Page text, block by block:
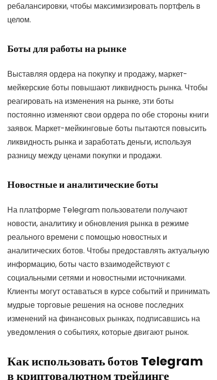
ребалансировки, чтобы максимизировать портфель в
целом.
Боты для работы на рынке
Выставляя ордера на покупку и продажу, маркет-
мейкерские боты повышают ликвидность рынка. Чтобы
реагировать на изменения на рынке, эти боты
постоянно изменяют свои ордера по обе стороны книги
заявок. Маркет-мейкинговые боты пытаются повысить
ликвидность рынка и заработать деньги, используя
разницу между ценами покупки и продажи.
Новостные и аналитические боты
На платформе Telegram пользователи получают
новости, аналитику и обновления рынка в режиме
реального времени с помощью новостных и
аналитических ботов. Чтобы предоставлять актуальную
информацию, боты часто взаимодействуют с
социальными сетями и новостными источниками.
Клиенты могут оставаться в курсе событий и принимать
мудрые торговые решения на основе последних
изменений на финансовых рынках, подписавшись на
уведомления о событиях, которые двигают рынок.
Как использовать ботов Telegram
в криптовалютном трейдинге